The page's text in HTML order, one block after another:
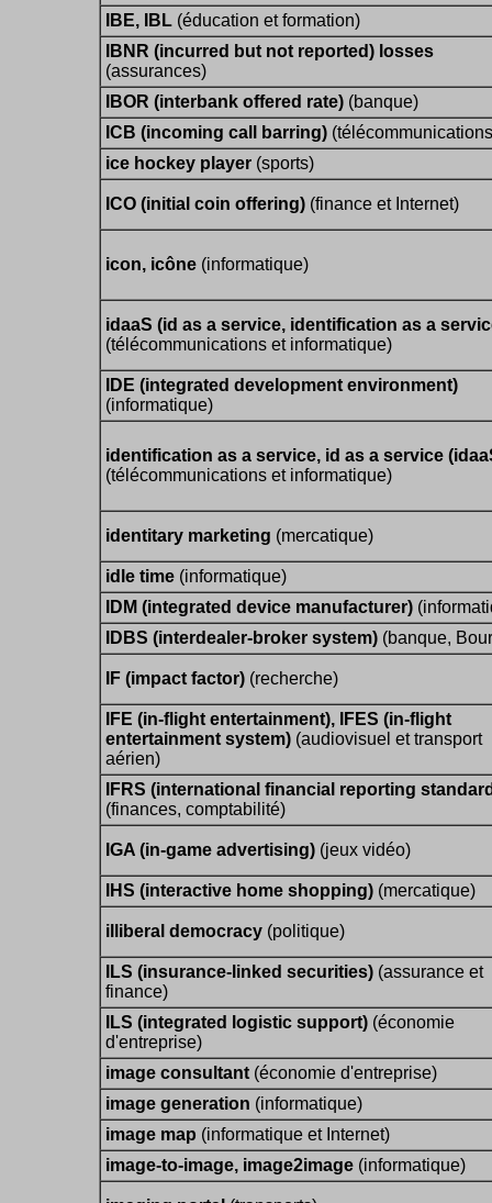
IBE, IBL (éducation et formation)
IBNR (incurred but not reported) losses
(assurances)
IBOR (interbank offered rate) (banque)
ICB (incoming call barring)
ice hockey player (sports)
ICO (initial coin offering) (finance et Internet)
icon, icône (informatique)
idaaS (id as a service, identification as a
(télécommunications et informatique)
IDE (integrated development environment)
(informatique)
identification as a service, id as a service
(télécommunications et informatique)
identitary marketing (mercatique)
idle time (informatique)
IDM (integrated device manufacturer)
IDBS (interdealer-broker system) (banque,
IF (impact factor) (recherche)
IFE (in-flight entertainment), IFES (in-flight
entertainment system) (audiovisuel et transport
aérien)
IFRS (international financial reporting
(finances, comptabilité)
IGA (in-game advertising) (jeux vidéo)
IHS (interactive home shopping) (mercatique)
illiberal democracy (politique)
ILS (insurance-linked securities) (assurance et
finance)
ILS (integrated logistic support) (économie
d'entreprise)
image consultant (économie d'entreprise)
image generation (informatique)
image map (informatique et Internet)
image-to-image, image2image (informatique)